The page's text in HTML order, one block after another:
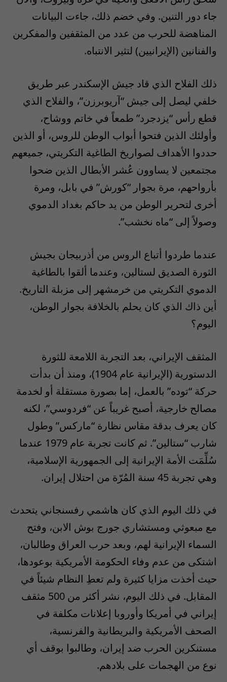
جاء دور التنين. وفي خضم ذلك، جاءت البيانات
المناهضة للحرب من عدد من المثقفين والمفكرين
والفنانين (الإيرانيين) لتثير الانتباه.
ذلك الفلاح الذي قاد جيش الإسكندر عبر طريق
خلفي ليصل إلى جيش “آريوبرزن”، والفلاح الذي
قطع رأس “يزدجرد” طمعاً في خاتم ووشاح،
وأولئك الذين فتحوا أبواب الوطن للروس، أو الذين
حددوا الأهداف لصواريخ الطاغية التكريتي، جميعهم
مجتمعين لا يساوون عُشر الأبطال الذين ضحوا
بأرواحهم، مرة بجوار “كورش” في بابل، ومرة
أخرى لتحرير الوطن من يد حاكم بغداد الدموي
وصولاً إلى “ماه نخشب”.
عندما طردوا أتباع الروس من أذربيجان بجيش
الثورة الصديق لستالين، وعندما ألقوا بالطاغية
الدموي التكريتي من خرمشهر إلى مزبلة التاريخ.
أين ذاك الذي كان يحلم بالخلافة بجوار الوطن،
اليوم؟
المثقف الإيراني، بعد التجربة اللامعة للثورة
الدستورية (الإيرانية عام 1904)، ومنذ أن بدأت
حركة “توده” بالعمل، إما بصورة مستقلة أو لخدمة
مصالح خارجية، أصبح غريباً عن “فردوسي”، لكنه
كان يعرف بدقة مقاس نظارة “ماركس” وطول
شارب “ستالين”. ثم كانت تجربة عام 1979 عندما
سُلِّمَت الأمة الإيرانية إلى الجمهورية الإسلامية،
وهي تجربة 45 سنة المُرّة من احتلال إيران.
في ذلك اليوم الذي كان هاشمي رفسنجاني يتحدث
مع مبعوثي ومستشاري جورج بوش الابن، وفتح
السماء الإيرانية لهم، وبعد حرب العراق وطالبان،
اشتكى من عدم وفاء الحكومة الأمريكية بوعودها،
حيث أخذت مزايا كثيرة ولم تعطِ النظام شيئاً في
المقابل. في ذلك اليوم، نشر أكثر من 500 مثقف
إيراني في أمريكا وأوروبا إعلانات مكلفة في
الصحف الأمريكية والبريطانية والفرنسية،
مستنكرين الحرب ضد إيران، وطالبوا بوقف أي
نوع من الهجمات على بلادهم.